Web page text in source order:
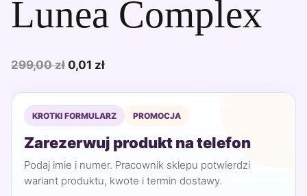
Lunea Complex
299,00zł Pierwotna
299,00 zł.
0,01 złAktualna
0,01 zł.
KROTKI FORMULARZ PROMOCJA
Zarezerwuj produkt na telefon
Podaj imie i numer. Pracownik sklepu potwierdzi
wariant produktu, kwote i termin dostawy.